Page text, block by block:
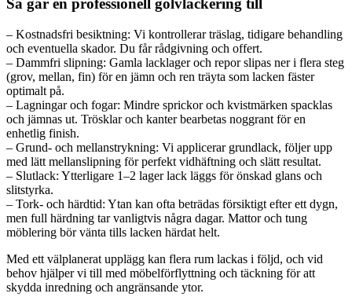
Så går en professionell golvlackering till
– Kostnadsfri besiktning: Vi kontrollerar träslag, tidigare behandling
och eventuella skador. Du får rådgivning och offert.
– Dammfri slipning: Gamla lacklager och repor slipas ner i flera steg
(grov, mellan, fin) för en jämn och ren träyta som lacken fäster
optimalt på.
– Lagningar och fogar: Mindre sprickor och kvistmärken spacklas
och jämnas ut. Trösklar och kanter bearbetas noggrant för en
enhetlig finish.
– Grund- och mellanstrykning: Vi applicerar grundlack, följer upp
med lätt mellanslipning för perfekt vidhäftning och slätt resultat.
– Slutlack: Ytterligare 1–2 lager lack läggs för önskad glans och
slitstyrka.
– Tork- och härdtid: Ytan kan ofta beträdas försiktigt efter ett dygn,
men full härdning tar vanligtvis några dagar. Mattor och tung
möblering bör vänta tills lacken härdat helt.
Med ett välplanerat upplägg kan flera rum lackas i följd, och vid
behov hjälper vi till med möbelförflyttning och täckning för att
skydda inredning och angränsande ytor.